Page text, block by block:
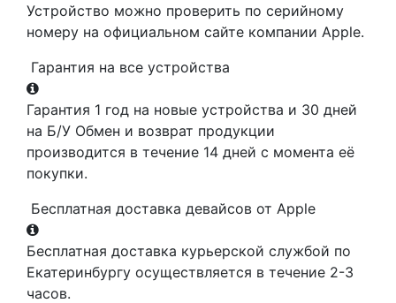
Устройство можно проверить по серийному
номеру на официальном сайте компании Apple.
Гарантия на все устройства
Гарантия 1 год на новые устройства и 30 дней
на Б/У Обмен и возврат продукции
производится в течение 14 дней с момента её
покупки.
Бесплатная доставка девайсов от Apple
Бесплатная доставка курьерской службой по
Екатеринбургу осуществляется в течение 2-3
часов.